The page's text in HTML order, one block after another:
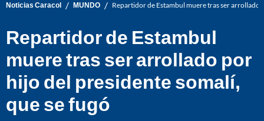
Noticias Caracol / MUNDO / Repartidor de Estambul muere tras ser arrollado
Repartidor de Estambul
muere tras ser arrollado por
hijo del presidente somalí,
que se fugó